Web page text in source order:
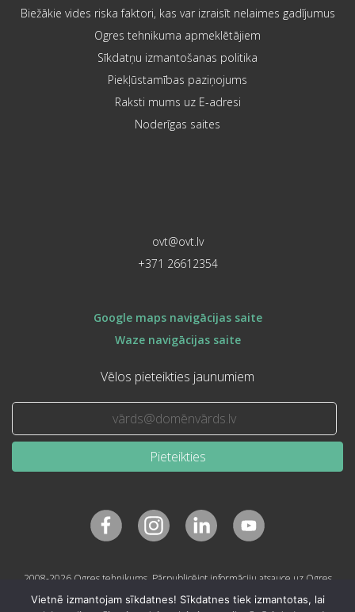
Biežākie vides riska faktori, kas var izraisīt nelaimes gadījumus
Ogres tehnikuma apmeklētājiem
Sīkdatņu izmantošanas politika
Piekļūstamības paziņojums
Raksti mums uz E-adresi
Noderīgas saites
ovt@ovt.lv
+371 26612354
Google maps navigācijas saite
Waze navigācijas saite
Vēlos pieteikties jaunumiem
Pieteikties
2008-2026 Ogres tehnikums. Pārpublicējot informāciju atsauce uz Ogres
Vietnē izmantojam sīkdatnes! Sīkdatnes tiek izmantotas, lai